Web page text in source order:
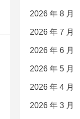
2026 年 8 月
2026 年 7 月
2026 年 6 月
2026 年 5 月
2026 年 4 月
2026 年 3 月